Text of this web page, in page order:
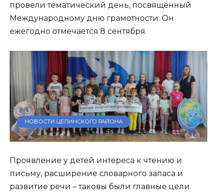
провели тематический день, посвящённый
Международному дню грамотности. Он
ежегодно отмечается 8 сентября.
НОВОСТИ ЦЕЛИНСКОГО РАЙОНА
Проявление у детей интереса к чтению и
письму, расширение словарного запаса и
развитие речи – таковы были главные цели